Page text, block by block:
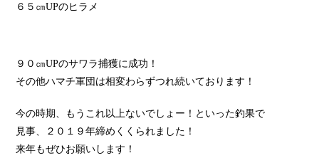
６５㎝UPのヒラメ
９０㎝UPのサワラ捕獲に成功！
その他ハマチ軍団は相変わらずつれ続いております！
今の時期、もうこれ以上ないでしょー！といった釣果で
見事、２０１９年締めくくられました！
来年もぜひお願いします！